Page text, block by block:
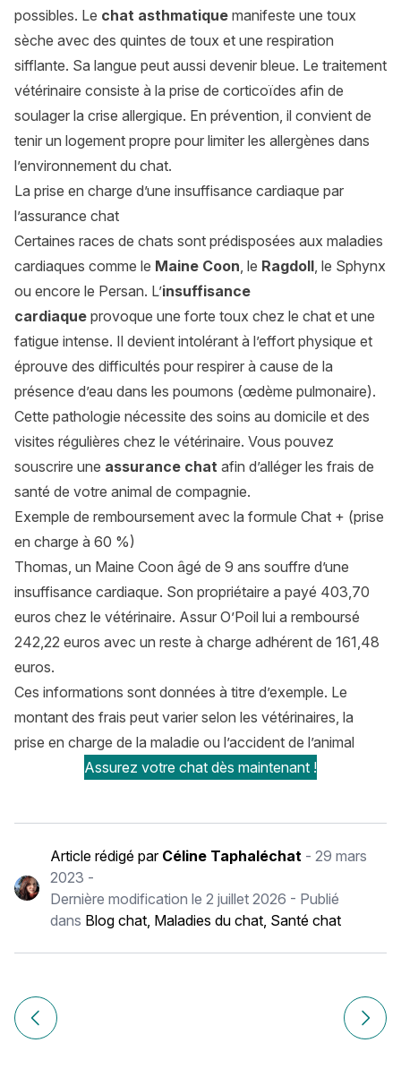
possibles. Le chat asthmatique manifeste une toux
sèche avec des quintes de toux et une respiration
sifflante. Sa langue peut aussi devenir bleue. Le traitement
vétérinaire consiste à la prise de corticoïdes afin de
soulager la crise allergique. En prévention, il convient de
tenir un logement propre pour limiter les allergènes dans
l’environnement du chat.
La prise en charge d’une insuffisance cardiaque par
l’assurance chat
Certaines races de chats sont prédisposées aux maladies
cardiaques comme le Maine Coon, le Ragdoll, le Sphynx
ou encore le Persan. L’insuffisance
cardiaque provoque une forte toux chez le chat et une
fatigue intense. Il devient intolérant à l’effort physique et
éprouve des difficultés pour respirer à cause de la
présence d’eau dans les poumons (œdème pulmonaire).
Cette pathologie nécessite des soins au domicile et des
visites régulières chez le vétérinaire. Vous pouvez
souscrire une assurance chat afin d’alléger les frais de
santé de votre animal de compagnie.
Exemple de remboursement avec la formule Chat + (prise
en charge à 60 %)
Thomas, un Maine Coon âgé de 9 ans souffre d’une
insuffisance cardiaque. Son propriétaire a payé 403,70
euros chez le vétérinaire. Assur O’Poil lui a remboursé
242,22 euros avec un reste à charge adhérent de 161,48
euros.
Ces informations sont données à titre d’exemple. Le
montant des frais peut varier selon les vétérinaires, la
prise en charge de la maladie ou l’accident de l’animal
Assurez votre chat dès maintenant !
Article rédigé par Céline Taphaléchat- 29 mars
2023 -
Dernière modification le 2 juillet 2026 - Publié
dans Blog chat, Maladies du chat, Santé chat
Navigation
de
Article précédent Mon chien a fait un AVC : que faire ?Article